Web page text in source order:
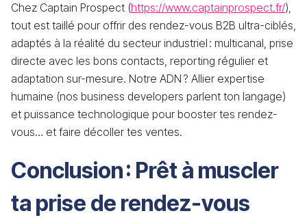
Chez Captain Prospect (https://www.captainprospect.fr/),
tout est taillé pour offrir des rendez-vous B2B ultra-ciblés,
adaptés à la réalité du secteur industriel : multicanal, prise
directe avec les bons contacts, reporting régulier et
adaptation sur-mesure. Notre ADN ? Allier expertise
humaine (nos business developers parlent ton langage)
et puissance technologique pour booster tes rendez-
vous… et faire décoller tes ventes.
Conclusion : Prêt à muscler
ta prise de rendez-vous